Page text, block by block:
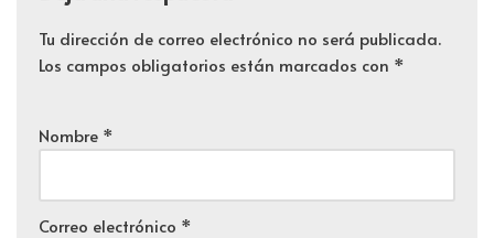
Tu dirección de correo electrónico no será publicada.
Los campos obligatorios están marcados con *
Nombre *
Correo electrónico *